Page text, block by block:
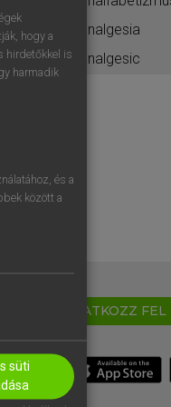
analgesia
analgesic
IRATKOZZ
hogy a
hirdetőkkel is
harmadik
és a
között a
süti